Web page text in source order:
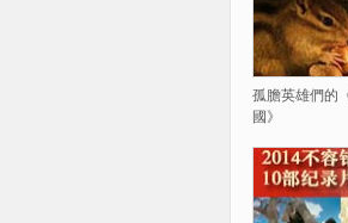
孤膽英雄們的
國》